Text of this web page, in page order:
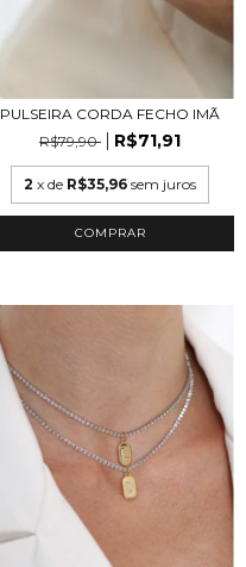
PULSEIRA CORDA FECHO IMÃ
R$79,90
R$71,91
2 x de R$35,96 sem juros
COMPRAR